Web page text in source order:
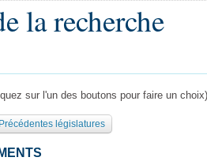
la recherche
sur l'un des boutons pour faire un choix)
Précédentes législatures